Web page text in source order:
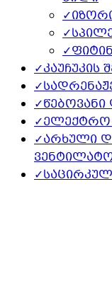
✓
✓
✓
✓კაუჩუკის
✓
✓
✓ელექტრო
✓არხული
✓